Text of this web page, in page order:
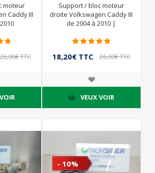
moteur
Caddy III
26,00€ TTC
Support / bloc moteur
droite Volkswagen Caddy III
de 2004 à 2010 |
18,20€ TTC 26,00€ TTC
VEUX VOIR
- 10%